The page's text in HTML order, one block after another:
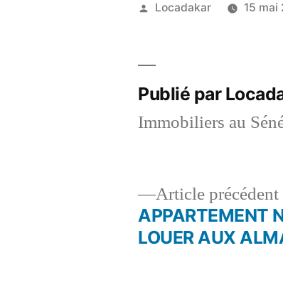
Publié
Locadakar 15 mai
Publié par
Immobiliers au
Navigation
Article précédent
APPARTEMENT
LOUER AUX